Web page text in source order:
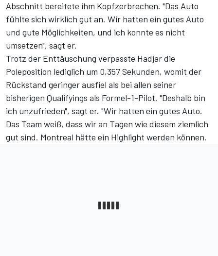
Abschnitt bereitete ihm Kopfzerbrechen. "Das Auto
fühlte sich wirklich gut an. Wir hatten ein gutes Auto
und gute Möglichkeiten, und ich konnte es nicht
umsetzen", sagt er.
Trotz der Enttäuschung verpasste Hadjar die
Poleposition lediglich um 0,357 Sekunden, womit der
Rückstand geringer ausfiel als bei allen seiner
bisherigen Qualifyings als Formel-1-Pilot. "Deshalb bin
ich unzufrieden", sagt er. "Wir hatten ein gutes Auto.
Das Team weiß, dass wir an Tagen wie diesem ziemlich
gut sind. Montreal hätte ein Highlight werden können.